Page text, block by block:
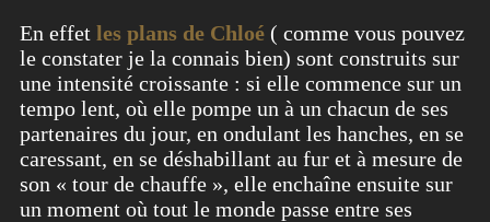
En effet les plans de Chloé ( comme vous pouvez
le constater je la connais bien) sont construits sur
une intensité croissante : si elle commence sur un
tempo lent, où elle pompe un à un chacun de ses
partenaires du jour, en ondulant les hanches, en se
caressant, en se déshabillant au fur et à mesure de
son « tour de chauffe », elle enchaîne ensuite sur
un moment où tout le monde passe entre ses